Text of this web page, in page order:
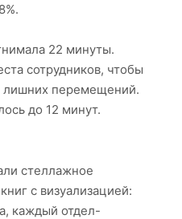
22 минуты.
сотрудников, чтобы
лишних перемещений.
до 12 минут.
стеллажное
с визуализацией:
каждый отдел-